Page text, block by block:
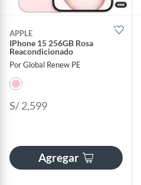
APPLE
IPhone 15 256GB Rosa
Reacondicionado
Por Global Renew PE
S/ 2,599
Agregar